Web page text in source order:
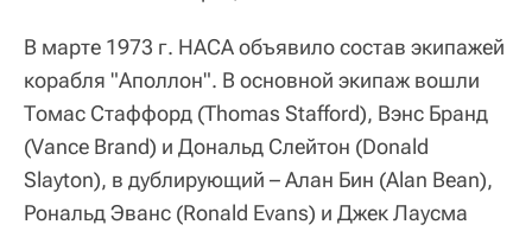
В марте 1973 г. НАСА объявило состав экипажей
корабля "Аполлон". В основной экипаж вошли
Томас Стаффорд (Thomas Stafford), Вэнс Бранд
(Vance Brand) и Дональд Слейтон (Donald
Slayton), в дублирующий – Алан Бин (Alan Bean),
Рональд Эванс (Ronald Evans) и Джек Лаусма